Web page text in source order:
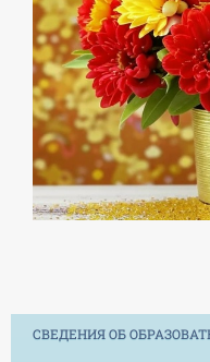
СВЕДЕНИЯ ОБ